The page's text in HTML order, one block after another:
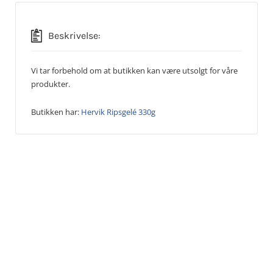
Beskrivelse:
Vi tar forbehold om at butikken kan være utsolgt for våre
produkter.
Butikken har: Hervik Ripsgelé 330g